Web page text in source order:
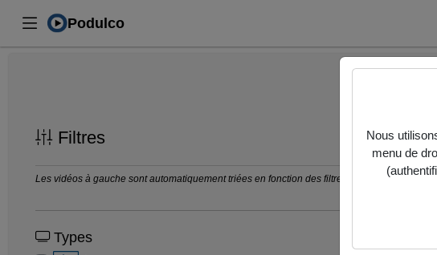
Podulco
Filtres
Les vidéos à gauche sont automatiquement triées en fonction des filtres sélectionnés ci-
Types
Nous
menu de